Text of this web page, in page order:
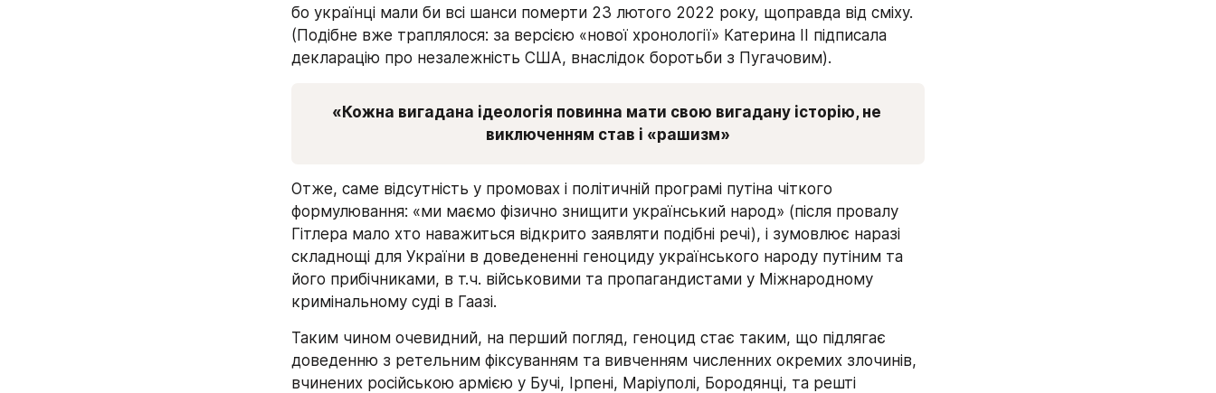
бо українці мали би всі шанси померти 23 лютого 2022 року, щоправда від сміху.
(Подібне вже траплялося: за версією «нової хронології» Катерина ІІ підписала
декларацію про незалежність США, внаслідок боротьби з Пугачовим).
«Кожна вигадана ідеологія повинна мати свою вигадану історію, не
виключенням став і «рашизм»
Отже, саме відсутність у промовах і політичній програмі путіна чіткого
формулювання: «ми маємо фізично знищити український народ» (після провалу
Гітлера мало хто наважиться відкрито заявляти подібні речі), і зумовлює наразі
складнощі для України в доведененні геноциду українського народу путіним та
його прибічниками, в т.ч. військовими та пропагандистами у Міжнародному
кримінальному суді в Гаазі.
Таким чином очевидний, на перший погляд, геноцид стає таким, що підлягає
доведенню з ретельним фіксуванням та вивченням численних окремих злочинів,
вчинених російською армією у Бучі, Ірпені, Маріуполі, Бородянці, та решті